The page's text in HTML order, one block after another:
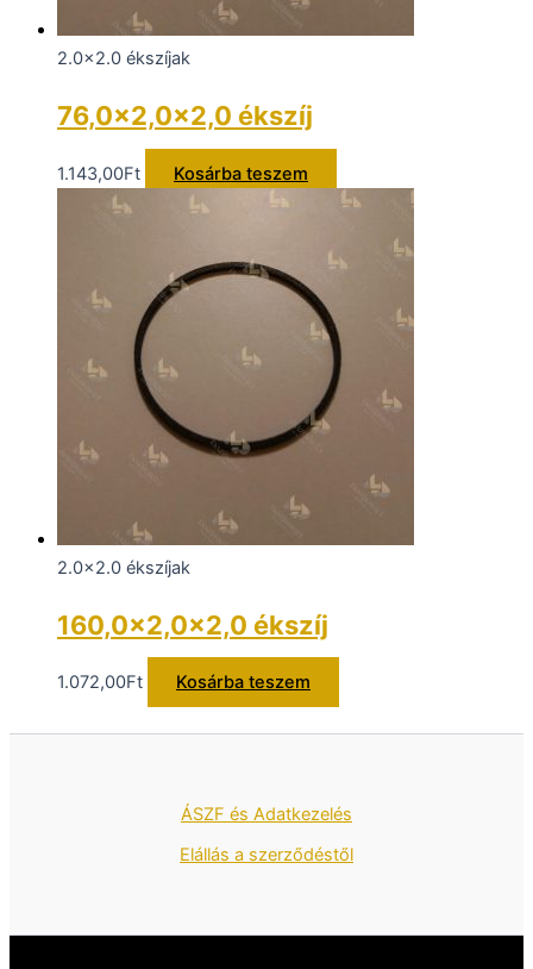
2.0x2.0 ékszíjak
76,0×2,0x2,0 ékszíj
1.143,00Ft Kosárba teszem
2.0x2.0 ékszíjak
160,0×2,0×2,0 ékszíj
1.072,00Ft Kosárba teszem
ÁSZF és Adatkezelés
Elállás a szerződéstől